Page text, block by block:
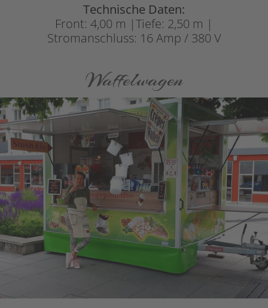
Technische Daten:
Front: 4,00 m |Tiefe: 2,50 m |
Stromanschluss: 16 Amp / 380 V
Waffelwagen